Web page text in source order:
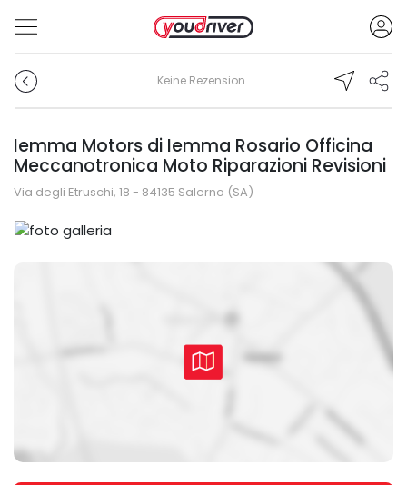
Keine Rezension
Iemma Motors di Iemma Rosario Officina
Meccanotronica Moto Riparazioni Revisioni
Via degli Etruschi, 18 - 84135 Salerno (SA)